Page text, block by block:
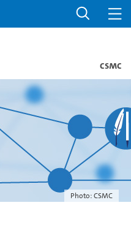
CSMC
Photo: CSMC